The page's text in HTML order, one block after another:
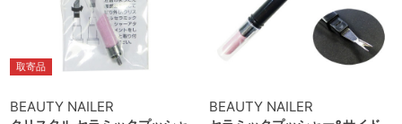
取寄品
BEAUTY NAILER BEAUTY NAILER